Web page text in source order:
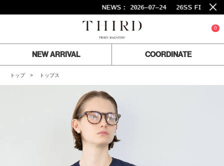
2026-07-24 26SS FINAL SALE開催中！
0
NEW ARRIVAL COORDINATE
トップ トップス